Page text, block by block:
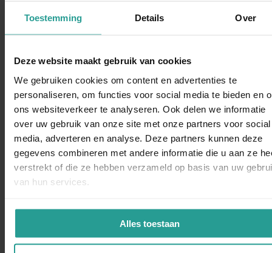
Toestemming Details Over
Deze website maakt gebruik van cookies
We gebruiken cookies om content en advertenties te
personaliseren, om functies voor social media te bieden en
ons websiteverkeer te analyseren. Ook delen we informatie
over uw gebruik van onze site met onze partners voor social
media, adverteren en analyse. Deze partners kunnen deze
gegevens combineren met andere informatie die u aan ze
verstrekt of die ze hebben verzameld op basis van uw
van hun services.
Alles toestaan
Dit zeggen opdrachtgevers over Kinnef
“Kinnef Plaagdiermanagement heeft bij ons op en adequate
manier de ongedierte bestrijding uitgevoerd. Wij zijn zeer
tevreden over de snelheid van handelen de grondige wijze
van bestrijden en de vlotte follow up. Dit bedrijf bevelen wij
van harte aan.”
LOCATIEDIRECTEUR KBS SINT VICTOR, APELDOORN